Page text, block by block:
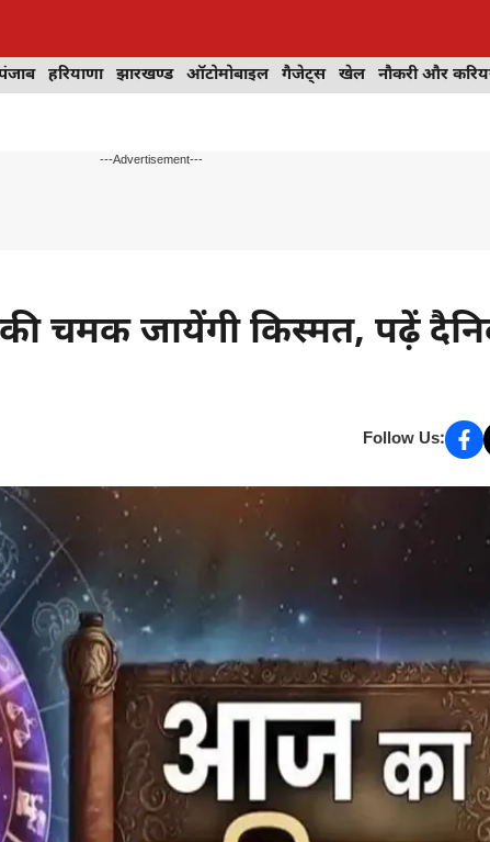
हरियाणा झारखण्ड ऑटोमोबाइल गैजेट्स खेल नौकरी और
---Advertisement---
चमक जायेंगी किस्मत, पढ़ें
Follow Us: